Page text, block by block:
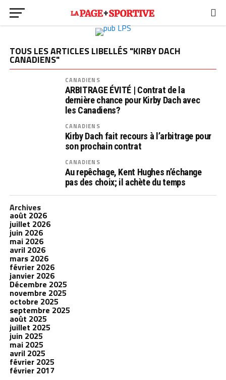
TOUS LES ARTICLES LIBELLÉS "KIRBY DACH
CANADIENS"
CANADIENS
ARBITRAGE ÉVITÉ | Contrat de la
dernière chance pour Kirby Dach avec
les Canadiens?
CANADIENS
Kirby Dach fait recours à l’arbitrage pour
son prochain contrat
CANADIENS
Au repêchage, Kent Hughes n’échange
pas des choix; il achète du temps
Archives
août 2026
juillet 2026
juin 2026
mai 2026
avril 2026
mars 2026
février 2026
janvier 2026
Décembre 2025
novembre 2025
octobre 2025
septembre 2025
août 2025
juillet 2025
juin 2025
mai 2025
avril 2025
février 2025
février 2017